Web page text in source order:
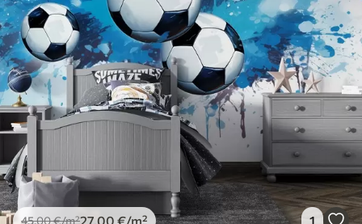
45.00€/m²27 .00 €/m² 1